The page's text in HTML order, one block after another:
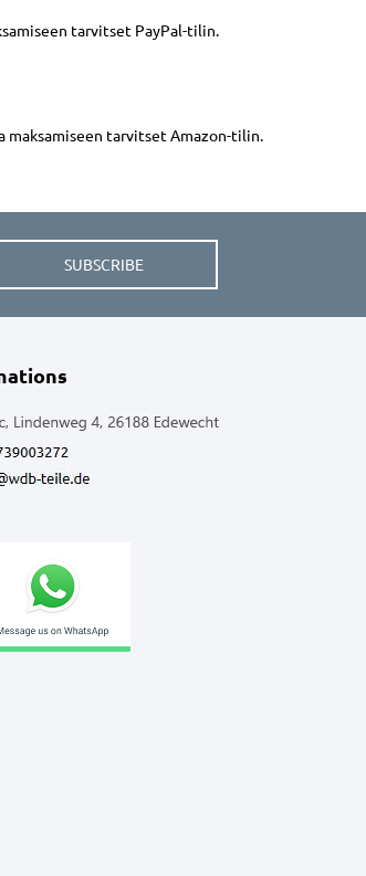
tarvitset PayPal-tilin.
maksamiseen tarvitset Amazon-tilin.
SUBSCRIBE